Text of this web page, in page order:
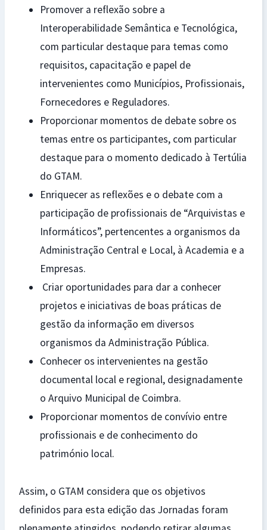
Promover a reflexão sobre a
Interoperabilidade Semântica e Tecnológica,
com particular destaque para temas como
requisitos, capacitação e papel de
intervenientes como Municípios, Profissionais,
Fornecedores e Reguladores.
Proporcionar momentos de debate sobre os
temas entre os participantes, com particular
destaque para o momento dedicado à Tertúlia
do GTAM.
Enriquecer as reflexões e o debate com a
participação de profissionais de “Arquivistas e
Informáticos”, pertencentes a organismos da
Administração Central e Local, à Academia e a
Empresas.
Criar oportunidades para dar a conhecer
projetos e iniciativas de boas práticas de
gestão da informação em diversos
organismos da Administração Pública.
Conhecer os intervenientes na gestão
documental local e regional, designadamente
o Arquivo Municipal de Coimbra.
Proporcionar momentos de convívio entre
profissionais e de conhecimento do
património local.
Assim, o GTAM considera que os objetivos
definidos para esta edição das Jornadas foram